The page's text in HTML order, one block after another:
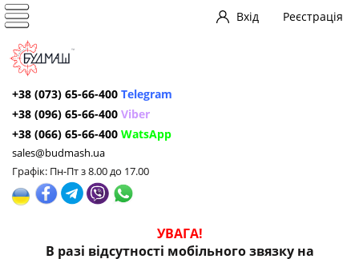
Вхід Реєстрація
+38 (073) 65-66-400 Telegram
+38 (096) 65-66-400 Viber
+38 (066) 65-66-400 WatsApp
sales@budmash.ua
Графік: Пн-Пт з 8.00 до 17.00
УВАГА!
В разі відсутності мобільного звязку на